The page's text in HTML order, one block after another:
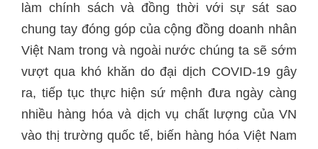
làm chính sách và đồng thời với sự sát sao
chung tay đóng góp của cộng đồng doanh nhân
Việt Nam trong và ngoài nước chúng ta sẽ sớm
vượt qua khó khăn do đại dịch COVID-19 gây
ra, tiếp tục thực hiện sứ mệnh đưa ngày càng
nhiều hàng hóa và dịch vụ chất lượng của VN
vào thị trường quốc tế, biến hàng hóa Việt Nam